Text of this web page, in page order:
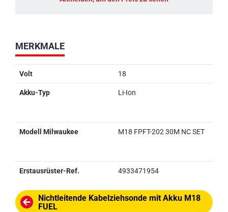
MERKMALE
Volt 18
Akku-Typ Li-Ion
Modell Milwaukee M18 FPFT-202 30M NC SET
Erstausrüster-Ref. 4933471954
Nichtleitende Kabelziehsonde mit Akku M18
FUEL